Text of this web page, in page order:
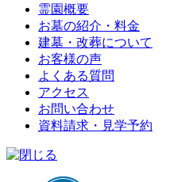
霊園概要
お墓の紹介・料金
建墓・改葬について
お客様の声
よくある質問
アクセス
お問い合わせ
資料請求・見学予約